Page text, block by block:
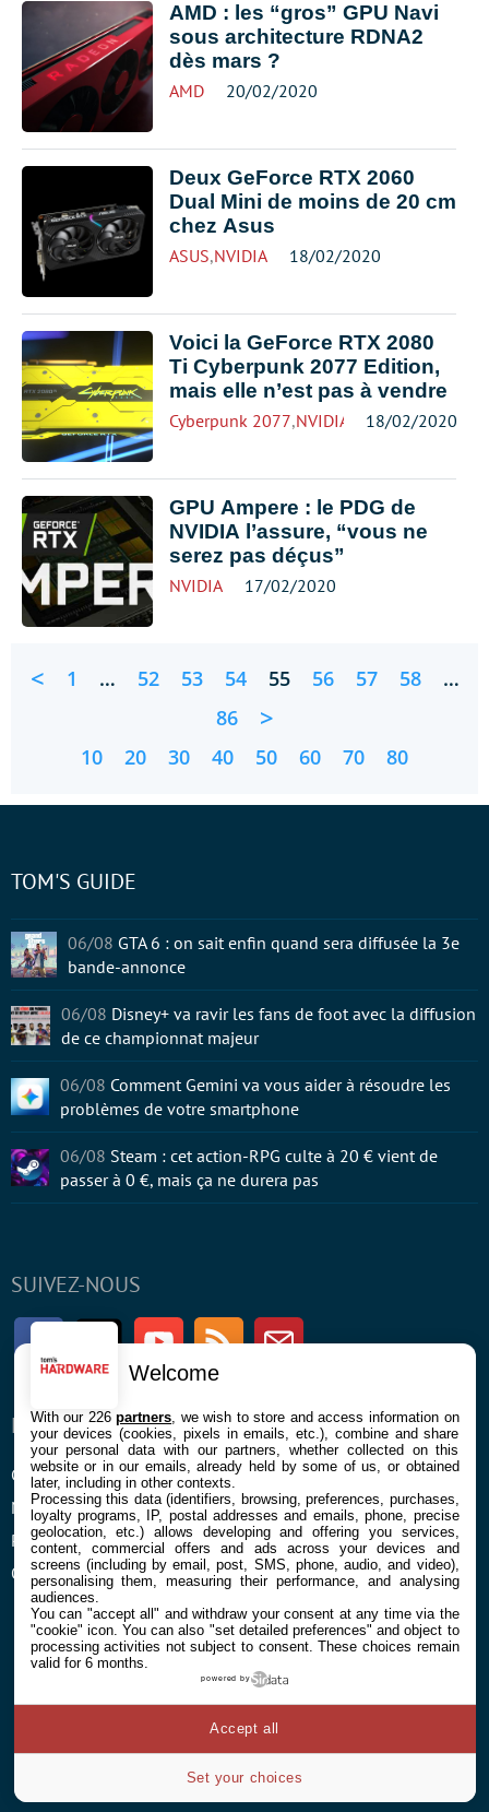
AMD : les “gros” GPU Navi
sous architecture RDNA2
dès mars ?
AMD 20/02/2020
Deux GeForce RTX 2060
Dual Mini de moins de 20 cm
chez Asus
ASUS,NVIDIA 18/02/2020
Voici la GeForce RTX 2080
Ti Cyberpunk 2077 Edition,
mais elle n’est pas à vendre
Cyberpunk 2077,NVIDIA 18/02/2020
GPU Ampere : le PDG de
NVIDIA l’assure, “vous ne
serez pas déçus”
NVIDIA 17/02/2020
< 1 … 52 53 54 55 56 57 58
…
86
>
10 20 30 40 50 60 70 80
SUIVEZ-NOUS
FacebookTwitter Youtube RSS Newsletter
ENTREPRISE
Confidentialité et Cookies
Mentions légales et CGU
Préférences Cookies
Qui sommes nous
À PROPOS
Contact
TOM'S GUIDE
06/08 GTA 6 : on sait enfin quand sera diffusée la 3e
bande-annonce
06/08 Disney+ va ravir les fans de foot avec la diffusion
de ce championnat majeur
06/08 Comment Gemini va vous aider à résoudre les
problèmes de votre smartphone
06/08 Steam : cet action-RPG culte à 20 € vient de
passer à 0 €, mais ça ne durera pas
Welcome
With our 226partners , we wish to store and access information on
your devices (cookies, pixels in emails, etc.), combine and share
your personal data with our partners, whether collected on this
website or in our emails, already held by some of us, or obtained
later, including in other contexts.
Processing this data (identifiers, browsing, preferences, purchases,
loyalty programs, IP, postal addresses and emails, phone, precise
geolocation, etc.) allows developing and offering you services,
content, commercial offers and ads across your devices and
screens (including by email, post, SMS, phone, audio, and video),
personalising them, measuring their performance, and analysing
audiences.
You can "accept all" and withdraw your consent at any time via the
"cookie" icon. You can also "set detailed preferences" and object to
processing activities not subject to consent. These choices remain
valid for 6 months.
powered by
Set your choices
Accept all